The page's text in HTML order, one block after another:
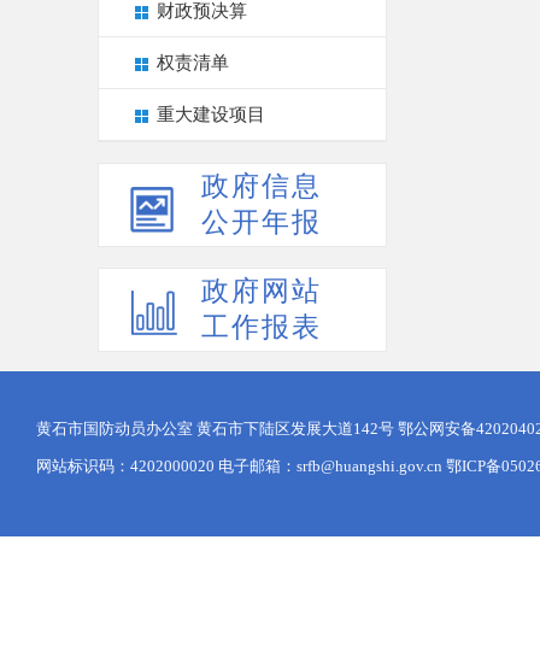
财政预决算
权责清单
重大建设项目
政府信息
公开年报
政府网站
工作报表
黄石市国防动员办公室 黄石市下陆区发展大道142号 鄂公网安备
网站标识码：4202000020 电子邮箱：srfb@huangshi.gov.cn 鄂ICP备